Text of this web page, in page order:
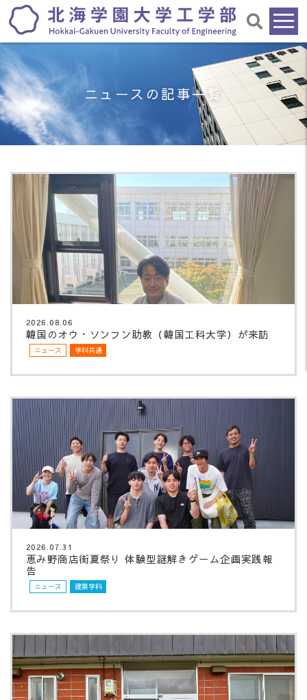
ニュースの記事一覧
2026.08.06
韓国のオウ・ソンフン助教（韓国工科大学）が来訪
ニュース 学科共通
2026.07.31
恵み野商店街夏祭り 体験型謎解きゲーム企画実践報
告
ニュース 建築学科